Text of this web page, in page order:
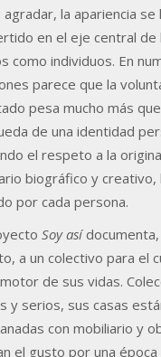
agradar, la apariencia se
en el eje central de
como individuos. En
parece que la
pesa mucho más
de una identidad
el respeto a la
biográfico y creativo,
por cada persona.
Soy así
a un colectivo para el
de sus vidas.
y serios, sus casas
con mobiliario y
el gusto por una